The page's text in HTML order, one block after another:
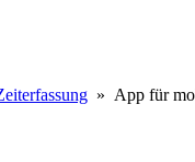
» App für